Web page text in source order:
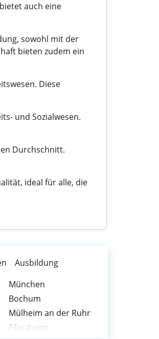
auch eine
sowohl mit der
bieten zudem ein
Diese
und Sozialwesen.
Durchschnitt.
ideal für alle, die
Ausbildung
München
Bochum
Mülheim an der Ruhr
Pforzheim